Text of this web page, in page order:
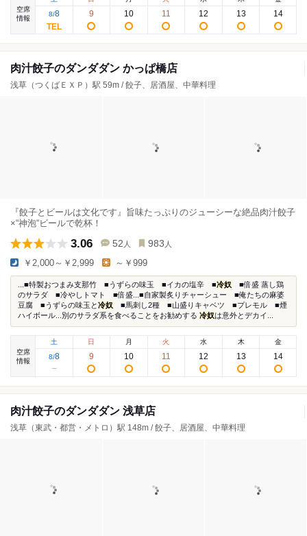
空席
情報
8/8 9 10 11 12 13 14
肉汁餃子のダンダダン かっぱ橋店
浅草（つくばＥＸＰ）駅 59m / 餃子、居酒屋、中華料理
『餃子とビールは文化です』旨味たっぷりのジューシーな絶品肉汁餃子
×“神泡“ビールで乾杯！
3.06 52 人 983 人
￥2,000～￥2,999 ～￥999
...■特製おつまみ支那竹 ■うずらの味玉 ■イカの塩辛 ■冷奴 ■倍盛 蒸し鶏
のサラダ ■冷やしトマト ■倍盛...■自家製炙りチャーシュー ■俺たちの麻婆
豆腐 ■うずらの味玉と冷奴 ■馬刺し2種 ■山盛りキャベツ ■プレモル ■煙
ハイボール...別のサラダ系を食べることをお勧めする 冷奴は意外とデカイ...
空席
情報
土
8/8
日
9
月
10
火
11
水
12
木
13
金
14
肉汁餃子のダンダダン 浅草店
浅草（東武・都営・メトロ）駅 148m / 餃子、居酒屋、中華料理